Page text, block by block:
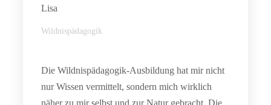
Lisa
Wildnispädagogik
Die Wildnispädagogik-Ausbildung hat mir nicht
nur Wissen vermittelt, sondern mich wirklich